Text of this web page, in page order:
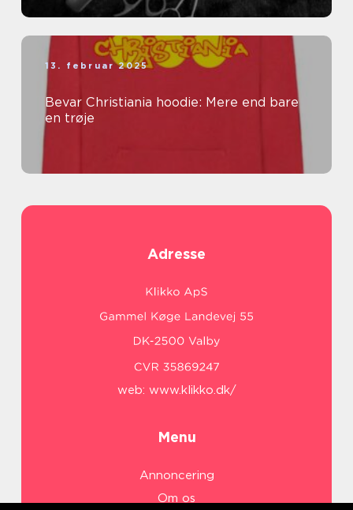
13. februar 2025
Bevar Christiania hoodie: Mere end bare
en trøje
Adresse
web: www.klikko.dk/
Menu
Annoncering
Om os